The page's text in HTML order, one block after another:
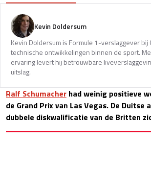
Kevin Doldersum
Kevin Doldersum is Formule 1-verslaggever
technische ontwikkelingen binnen de sport.
ervaring levert hij betrouwbare
uitslag.
Ralf Schumacher had weinig positieve
de Grand Prix van Las Vegas. De
dubbele diskwalificatie van de Britten